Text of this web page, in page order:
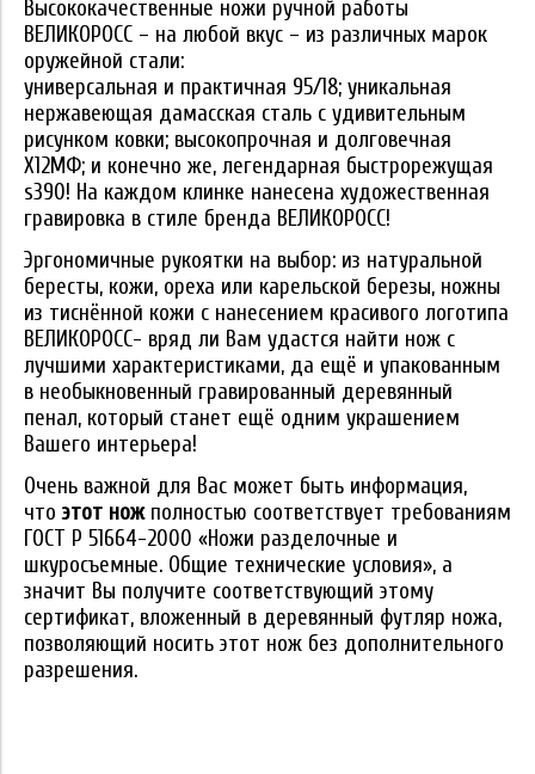
Высококачественные ножи ручной работы
ВЕЛИКОРОСС – на любой вкус – из различных марок
оружейной стали:
универсальная и практичная 95/18; уникальная
нержавеющая дамасская сталь с удивительным
рисунком ковки; высокопрочная и долговечная
Х12МФ; и конечно же, легендарная быстрорежущая
s390! На каждом клинке нанесена художественная
гравировка в стиле бренда ВЕЛИКОРОСС!
Эргономичные рукоятки на выбор: из натуральной
бересты, кожи, ореха или карельской березы, ножны
из тиснённой кожи с нанесением красивого логотипа
ВЕЛИКОРОСС- вряд ли Вам удастся найти нож с
лучшими характеристиками, да ещё и упакованным
в необыкновенный гравированный деревянный
пенал, который станет ещё одним украшением
Вашего интерьера!
Очень важной для Вас может быть информация,
чтоэтот ножполностью соответствует требованиям
ГОСТ Р 51664-2000 «Ножи разделочные и
шкуросъемные. Общие технические условия», а
значит Вы получите соответствующий этому
сертификат, вложенный в деревянный футляр ножа,
позволяющий носить этот нож без дополнительного
разрешения.